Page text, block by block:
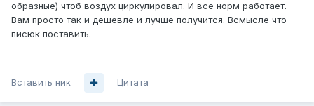
образные) чтоб воздух циркулировал. И все норм работает.
Вам просто так и дешевле и лучше получится. Всмысле что
писюк поставить.
Вставить ник Цитата